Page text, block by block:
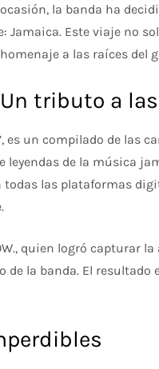
la banda ha
Jamaica. Este viaje no
a las raíces del
Un tributo a
es un compilado de las
leyendas de la música
todas las plataformas
quien logró capturar
la banda. El resultado